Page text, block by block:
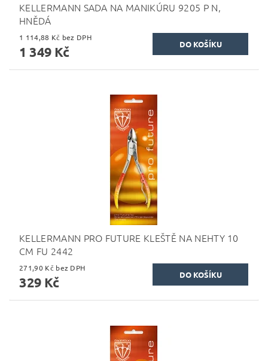
KELLERMANN SADA NA MANIKÚRU 9205 P N,
HNĚDÁ
1 114,88 Kč bez DPH
1 349 Kč
KELLERMANN PRO FUTURE KLEŠTĚ NA NEHTY 10
CM FU 2442
271,90 Kč bez DPH
329 Kč